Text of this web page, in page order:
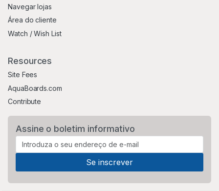
Navegar lojas
Área do cliente
Watch / Wish List
Resources
Site Fees
AquaBoards.com
Contribute
Assine o boletim informativo